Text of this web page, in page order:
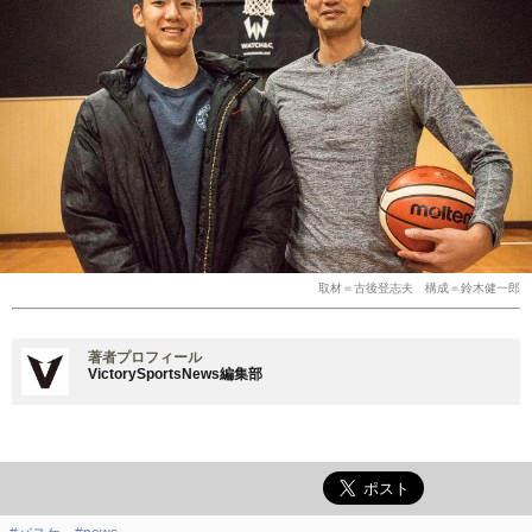
取材＝古後登志夫 構成＝鈴木健一郎
著者プロフィール
VictorySportsNews編集部